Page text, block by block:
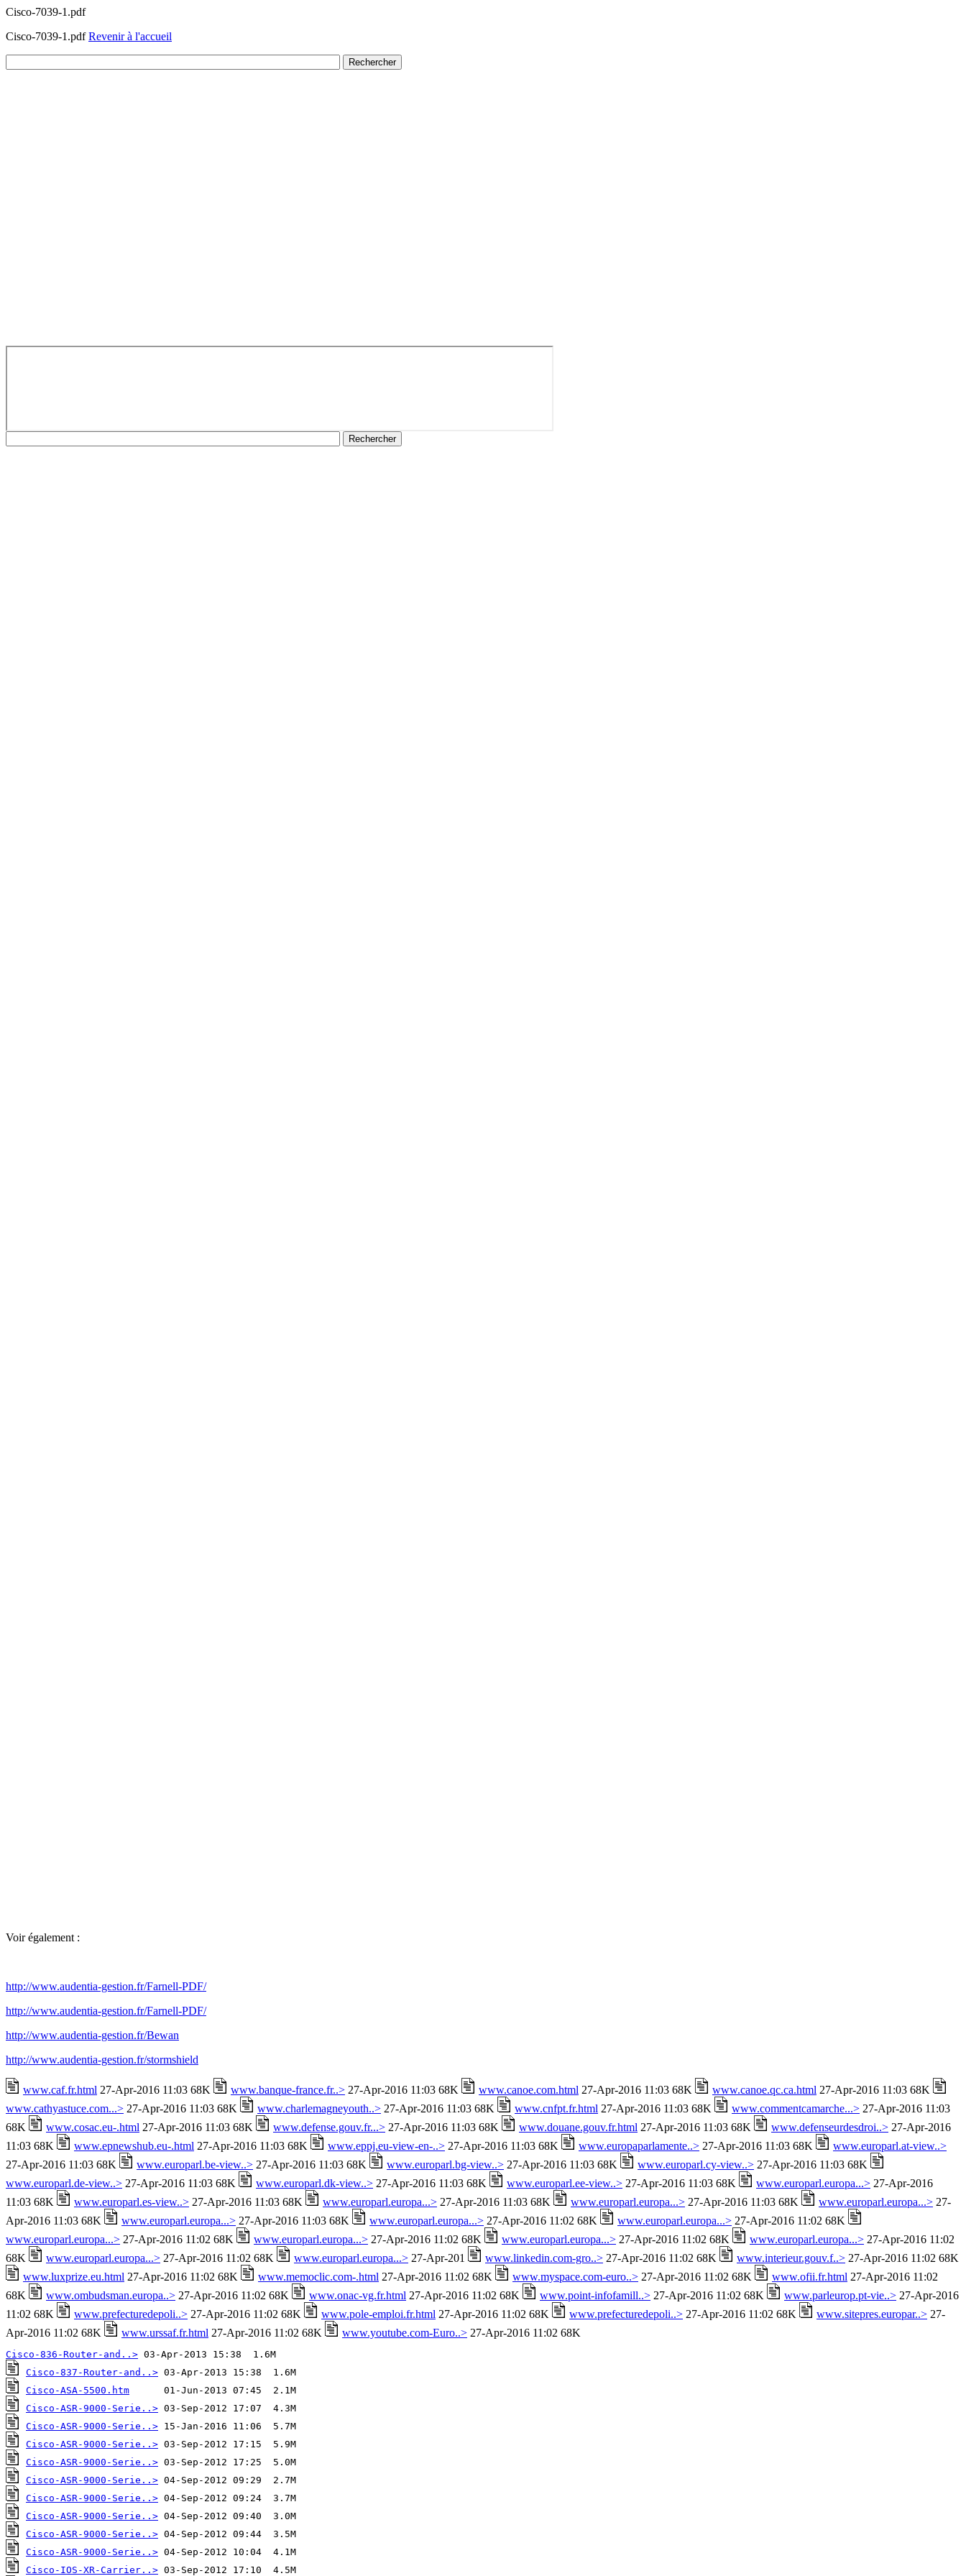
Cisco-7039-1.pdf
Cisco-7039-1.pdfRevenir à l'accueil
Voir également :
http://www.audentia-gestion.fr/Farnell-PDF/
http://www.audentia-gestion.fr/Farnell-PDF/
http://www.audentia-gestion.fr/Bewan
http://www.audentia-gestion.fr/stormshield
www.caf.fr.html 27-Apr-2016 11:03 68K www.banque-france.fr..> 27-Apr-2016 11:03 68K www.canoe.com.html 27-Apr-2016 11:03 68K www.canoe.qc.ca.html 27-Apr-2016 11:03 68K
www.cathyastuce.com...> 27-Apr-2016 11:03 68K www.charlemagneyouth..> 27-Apr-2016 11:03 68K www.cnfpt.fr.html 27-Apr-2016 11:03 68K www.commentcamarche...> 27-Apr-2016 11:03
68K
www.cosac.eu-.html 27-Apr-2016 11:03 68K www.defense.gouv.fr...> 27-Apr-2016 11:03 68K www.douane.gouv.fr.html 27-Apr-2016 11:03 68K www.defenseurdesdroi..> 27-Apr-2016
11:03 68K
www.epnewshub.eu-.html 27-Apr-2016 11:03 68K www.eppj.eu-view-en-..> 27-Apr-2016 11:03 68K www.europaparlamente..> 27-Apr-2016 11:03 68K
www.europarl.at-view..>
27-Apr-2016 11:03 68K
www.europarl.be-view..> 27-Apr-2016 11:03 68K www.europarl.bg-view..> 27-Apr-2016 11:03 68K www.europarl.cy-view..> 27-Apr-2016 11:03 68K
www.europarl.de-view..> 27-Apr-2016 11:03 68K www.europarl.dk-view..> 27-Apr-2016 11:03 68K www.europarl.ee-view..> 27-Apr-2016 11:03 68K www.europarl.europa...> 27-Apr-2016
11:03 68K
www.europarl.es-view..> 27-Apr-2016 11:03 68K www.europarl.europa...> 27-Apr-2016 11:03 68K www.europarl.europa...> 27-Apr-2016 11:03 68K www.europarl.europa...> 27-
Apr-2016 11:03 68K
www.europarl.europa...> 27-Apr-2016 11:03 68K www.europarl.europa...> 27-Apr-2016 11:02 68K www.europarl.europa...> 27-Apr-2016 11:02 68K
www.europarl.europa...> 27-Apr-2016 11:02 68K www.europarl.europa...> 27-Apr-2016 11:02 68K www.europarl.europa...> 27-Apr-2016 11:02 68K www.europarl.europa...> 27-Apr-2016 11:02
68K
www.europarl.europa...> 27-Apr-2016 11:02 68K www.europarl.europa...> 27-Apr-201 www.linkedin.com-gro..> 27-Apr-2016 11:02 68K www.interieur.gouv.f..> 27-Apr-2016 11:02 68K
www.luxprize.eu.html 27-Apr-2016 11:02 68K www.memoclic.com-.html 27-Apr-2016 11:02 68K www.myspace.com-euro..> 27-Apr-2016 11:02 68K www.ofii.fr.html 27-Apr-2016 11:02
68K
www.ombudsman.europa..> 27-Apr-2016 11:02 68K www.onac-vg.fr.html 27-Apr-2016 11:02 68K www.point-infofamill..> 27-Apr-2016 11:02 68K www.parleurop.pt-vie..> 27-Apr-2016
11:02 68K
www.prefecturedepoli..> 27-Apr-2016 11:02 68K www.pole-emploi.fr.html 27-Apr-2016 11:02 68K www.prefecturedepoli..> 27-Apr-2016 11:02 68K www.sitepres.europar..> 27-
Apr-2016 11:02 68K
www.urssaf.fr.html 27-Apr-2016 11:02 68K www.youtube.com-Euro..> 27-Apr-2016 11:02 68K
Cisco-836-Router-and..>
Cisco-837-Router-and..>
Cisco-ASA-5500.htm
Cisco-ASR-9000-Serie..>
Cisco-ASR-9000-Serie..>
Cisco-ASR-9000-Serie..>
Cisco-ASR-9000-Serie..>
Cisco-ASR-9000-Serie..>
Cisco-ASR-9000-Serie..>
Cisco-ASR-9000-Serie..>
Cisco-ASR-9000-Serie..>
Cisco-ASR-9000-Serie..>
Cisco-IOS-XR-Carrier..>